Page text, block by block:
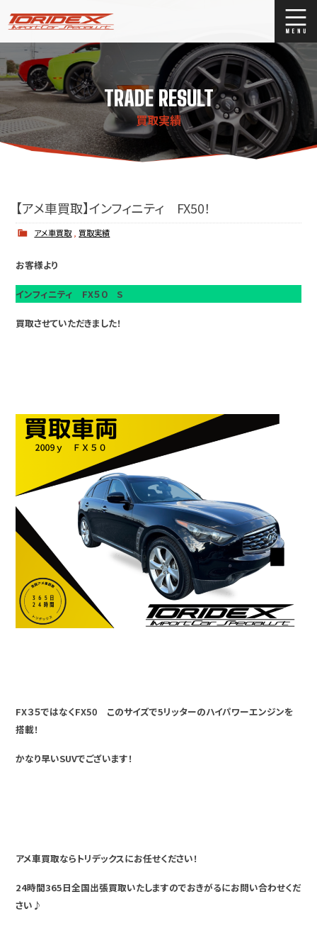
ブログ
Stock list
ストックリスト
買取
TRADE RESULT
買取実績
【アメ車買取】インフィニティ FX50！
アメ車買取 買取実績
お客様より
インフィニティ FX５０ S
買取させていただきました！
FX３５ではなくFX50 このサイズで5リッターのハイパワーエンジンを
搭載！
かなり早いSUVでございます！
アメ車買取ならトリデックスにお任せください！
24時間365日全国出張買取いたしますのでおきがるにお問い合わせくだ
さい♪